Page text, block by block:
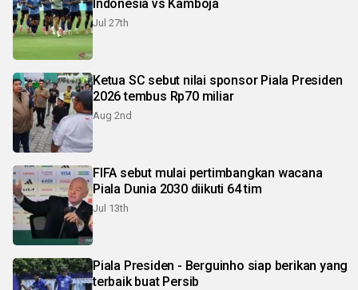
Indonesia vs Kamboja
Jul 27th
Ketua SC sebut nilai sponsor Piala Presiden
2026 tembus Rp70 miliar
Aug 2nd
FIFA sebut mulai pertimbangkan wacana
Piala Dunia 2030 diikuti 64 tim
Jul 13th
Piala Presiden - Berguinho siap berikan yang
terbaik buat Persib